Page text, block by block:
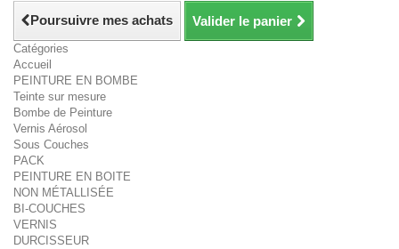
Poursuivre mes achats Valider le panier
Catégories
Accueil
PEINTURE EN BOMBE
Teinte sur mesure
Bombe de Peinture
Vernis Aérosol
Sous Couches
PACK
PEINTURE EN BOITE
NON MÉTALLISÉE
BI-COUCHES
VERNIS
DURCISSEUR